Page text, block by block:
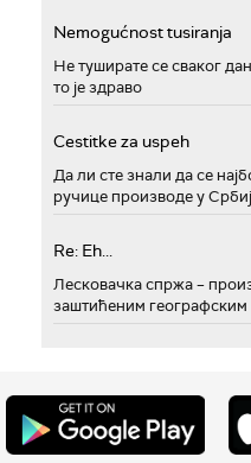
Nemogućnost tusiranja
Не туширате се сваког
то је здраво
Cestitke za uspeh
Да ли сте знали да се
ручице производе у
Re: Eh...
Лесковачка спржа –
заштићеним